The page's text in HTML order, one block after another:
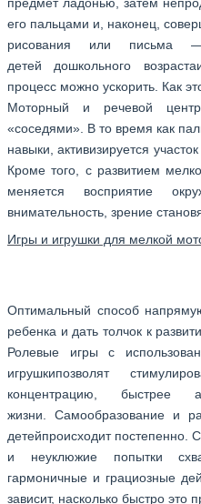
предмет ладонью, затем
его пальцами и, наконец,
рисования или письма
детей дошкольного
процесс можно ускорить. Как
Моторный и речевой
«соседями». В то время как
навыки, активизируется
Кроме того, с развитием
меняется восприятие
внимательность, зрение
Игры и игрушки для мелкой
Оптимальный способ
ребенка и дать толчок к
Ролевые игры с
игрушкипозволят
концентрацию, быстрее
жизни. Самообразование и
детейпроисходит постепенно.
и неуклюжие попытки
гармоничные и грациозные
зависит, насколько быстро это